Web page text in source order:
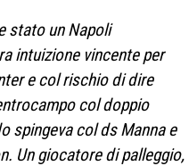
stato un Napoli
intuizione vincente per
e col rischio di dire
col doppio
spingeva col ds Manna e
Un giocatore di palleggio,